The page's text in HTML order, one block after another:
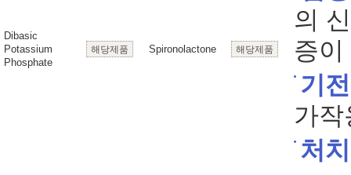
Dibasic
Potassium
Phosphate
해당제품 Spironolactone 해당제품
의
증
기전
가
처치